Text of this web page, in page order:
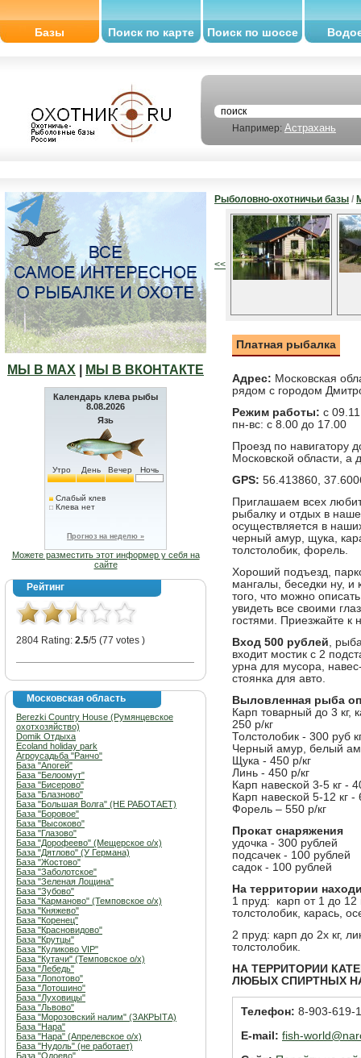
Базы Поиск по карте Поиск по шоссе
Например: Астрахань
МЫ В МАХ МЫ В ВКОНТАКТЕ
Календарь клева рыбы
8.08.2026
Язь
Утро День Вечер Ночь
Слабый клев
Клева нет
Прогноз на неделю »
Можете разместить этот информер у себя на
сайте
Рейтинг
2804 Rating: 2.5/5 (77 votes )
Московская область
Berezki Country House (Румянцевское
охотхозяйство)
Domik Отдыха
Ecoland holiday park
Агроусадьба "Ранчо"
База "Апогей"
База "Белоомут"
База "Бисерово"
База "Блазново"
База "Большая Волга" (НЕ РАБОТАЕТ)
База "Боровое"
База "Высоково"
База "Глазово"
База "Дорофеево" (Мещерское о/х)
База "Дятлово" (У Германа)
База "Жостово"
База "Заболотское"
База "Зеленая Лощина"
База "Зубово"
База "Карманово" (Темповское о/х)
База "Княжево"
База "Коренец"
База "Красновидово"
База "Крутцы"
База "Куликово VIP"
База "Кутачи" (Темповское о/х)
База "Лебедь"
База "Лопотово"
База "Лотошино"
База "Луховицы"
База "Львово"
База "Морозовский налим" (ЗАКРЫТА)
База "Нара"
База "Нара" (Апрелевское о/х)
База "Нудоль" (не работает)
База "Одоево"
Рыболовно-охотничьи базы /
<<
Платная рыбалка
Адрес: Московская
рядом с городом
Режим работы: c
пн-вс: с 8.00 до 17.00
Проезд по навигатору
Московской области, а
GPS: 56.413860,
Приглашаем всех
рыбалку и отдых в
осуществляется в
черный амур, щука,
толстолобик, форель.
Хороший подъезд,
мангалы, беседки ну, и
того, что можно
увидеть все своими
гостями. Приезжайте к
Вход 500 рублей,
входит мостик с 2
урна для мусора,
стоянка для авто.
Выловленная рыба
Карп товарный до 3 кг,
250 р/кг
Толстолобик - 300 руб
Черный амур, белый
Щука - 450 р/кг
Линь - 450 р/кг
Карп навеской 3-5 кг -
Карп навеской 5-12 кг -
Форель – 550 р/кг
Прокат снаряжения
удочка - 300 рублей
подсачек - 100 рублей
садок - 100 рублей
На территории
1 пруд: карп от 1 до
толстолобик, карась,
2 пруд: карп до 2х кг,
толстолобик.
НА ТЕРРИТОРИИ
ЛЮБЫХ СПИРТНЫХ
Телефон: 8-903-619-
E-mail: fish-